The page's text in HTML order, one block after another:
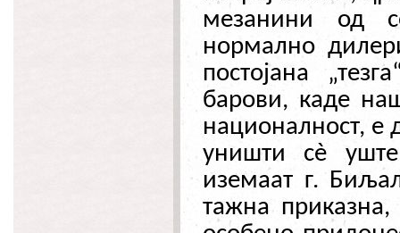
мезанини од
нормално
постојана
барови, каде
националност, е
уништи сè
иземаат г.
тажна